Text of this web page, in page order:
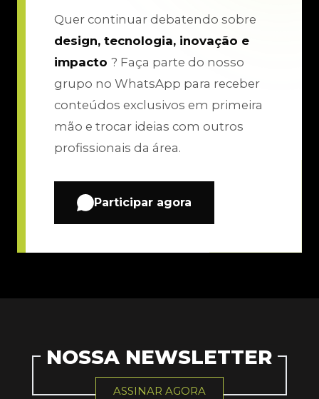
Quer continuar debatendo sobre
design, tecnologia, inovação e
impacto ? Faça parte do nosso
grupo no WhatsApp para receber
conteúdos exclusivos em primeira
mão e trocar ideias com outros
profissionais da área.
Participar agora
NOSSA NEWSLETTER
ASSINAR AGORA